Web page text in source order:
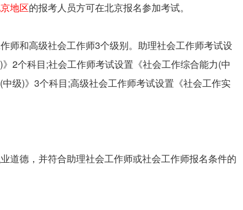
地区的报考人员方可在北京报名参加考试。
师和高级社会工作师3个级别。助理社会工作师考试设
2个科目;社会工作师考试设置《社会工作综合能力(中
级)》3个科目;高级社会工作师考试设置《社会工作实
道德，并符合助理社会工作师或社会工作师报名条件的